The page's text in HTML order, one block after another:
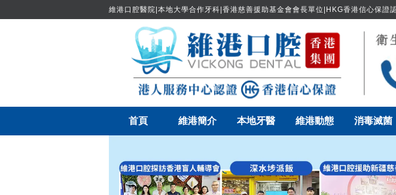
維港口腔醫院|本地大學合作牙科|香港慈善援助基金會會長單位|HKG香港信心保
首頁 維港簡介 本地牙醫 維港動態 消毒滅菌